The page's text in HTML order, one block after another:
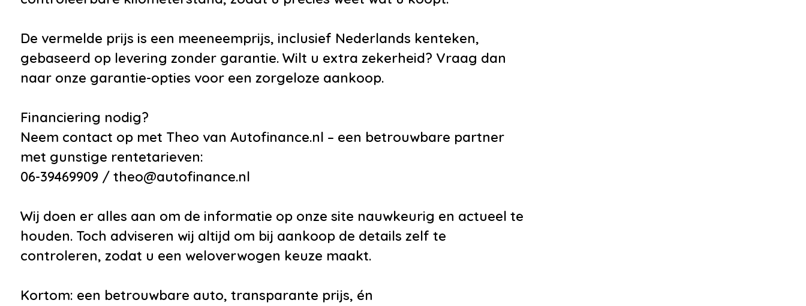
De vermelde prijs is een meeneemprijs, inclusief Nederlands kenteken,
gebaseerd op levering zonder garantie. Wilt u extra zekerheid? Vraag dan
naar onze garantie-opties voor een zorgeloze aankoop.
Financiering nodig?
Neem contact op met Theo van Autofinance.nl – een betrouwbare partner
met gunstige rentetarieven:
06-39469909 / theo@autofinance.nl
Wij doen er alles aan om de informatie op onze site nauwkeurig en actueel te
houden. Toch adviseren wij altijd om bij aankoop de details zelf te
controleren, zodat u een weloverwogen keuze maakt.
Kortom: een betrouwbare auto, transparante prijs, én